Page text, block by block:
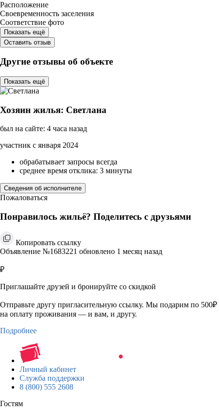
Расположение
Своевременность заселения
Соответствие фото
Показать ещё
Оставить отзыв
Другие отзывы об объекте
Показать ещё
Хозяин жилья: Светлана
был на сайте: 4 часа назад
участник с января 2024
обрабатывает запросы всегда
среднее время отклика: 3 минуты
Сведения об исполнителе
Пожаловаться
Понравилось жильё? Поделитесь с друзьями
Копировать ссылку
Объявление №1683221 обновлено 1 месяц назад
₽
Приглашайте друзей и бронируйте со скидкой
Отправьте другу пригласительную ссылку. Мы подарим по 500₽
на оплату проживания — и вам, и другу.
Подробнее
Личный кабинет
Служба поддержки
8 (800) 555 2608
Гостям